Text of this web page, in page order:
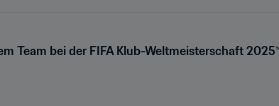
Team bei der FIFA Klub-Weltmeisterschaft